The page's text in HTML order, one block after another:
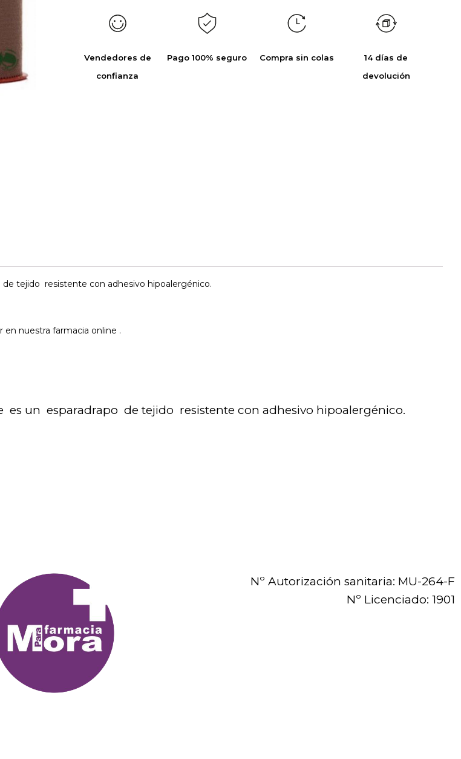
Vendedores de
confianza
Pago 100% seguro Compra sin colas
14 días de
devolución
tejido resistente con adhesivo hipoalergénico.
nuestra farmacia online .
es un esparadrapo de tejido resistente con adhesivo hipoalergénico.
Nº Autorización sanitaria: MU-264-F
Nº Licenciado: 1901